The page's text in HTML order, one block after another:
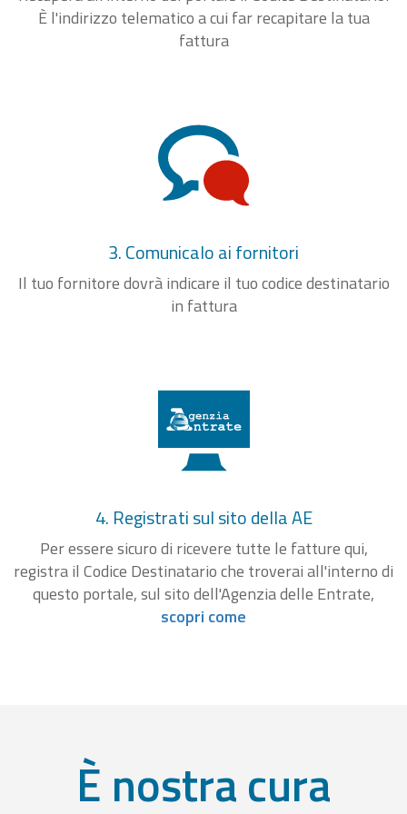
È l'indirizzo telematico a cui far recapitare la tua
fattura
3. Comunicalo ai fornitori
Il tuo fornitore dovrà indicare il tuo codice destinatario
in fattura
4. Registrati sul sito della AE
Per essere sicuro di ricevere tutte le fatture qui,
registra il Codice Destinatario che troverai all'interno di
questo portale, sul sito dell'Agenzia delle Entrate,
scopri come
È nostra cura